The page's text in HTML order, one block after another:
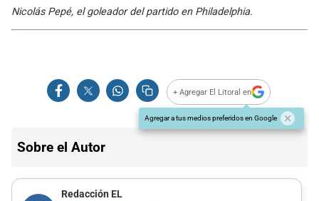
Nicolás Pepé, el goleador del partido en Philadelphia.
+ Agregar El Litoral en
Agregar a tus medios preferidos en Google
Sobre el Autor
Redacción EL